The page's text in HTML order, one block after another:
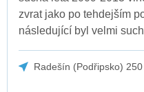
zvrat jako po tehdejším
následující byl velmi
Radešín (Podřipsko) 250